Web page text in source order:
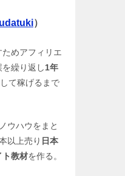
）
めアフィリエ
繰り返し1年
て稼げるまで
ウハウをまと
以上売り 日本
ト教材を作る。